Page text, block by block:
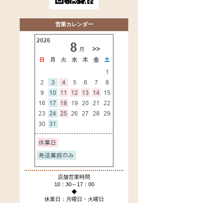
営業カレンダー
店舗営業時間
10：30～17：00
◆
休業日：月曜日・火曜日